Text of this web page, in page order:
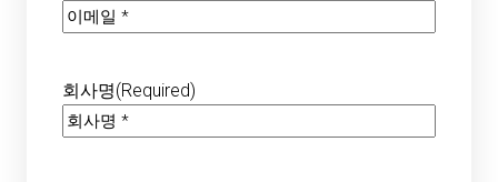
회사명(Required)